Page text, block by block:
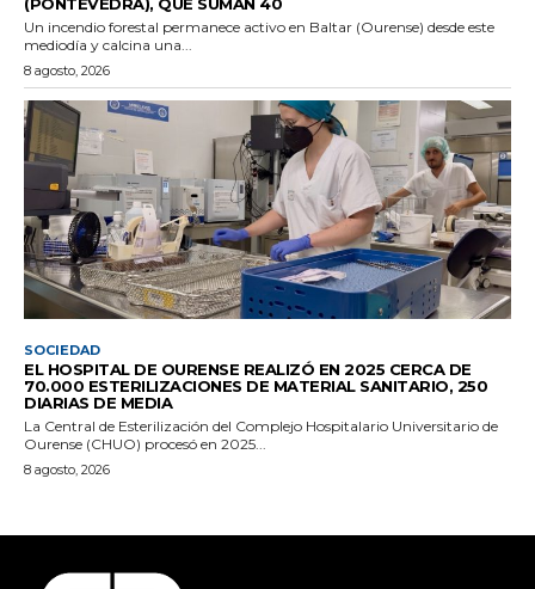
Un incendio forestal permanece activo en Baltar (Ourense) desde este
mediodía y calcina una...
8 agosto, 2026
SOCIEDAD
EL HOSPITAL DE OURENSE REALIZÓ EN 2025 CERCA DE
70.000 ESTERILIZACIONES DE MATERIAL SANITARIO, 250
DIARIAS DE MEDIA
La Central de Esterilización del Complejo Hospitalario Universitario de
Ourense (CHUO) procesó en 2025...
8 agosto, 2026